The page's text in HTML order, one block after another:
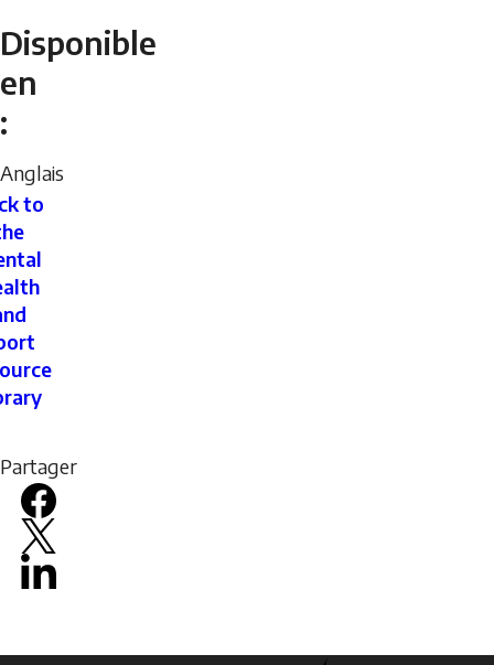
Disponible
en
:
Anglais
to
Partager
Facebook
X
LinkedIn
icon